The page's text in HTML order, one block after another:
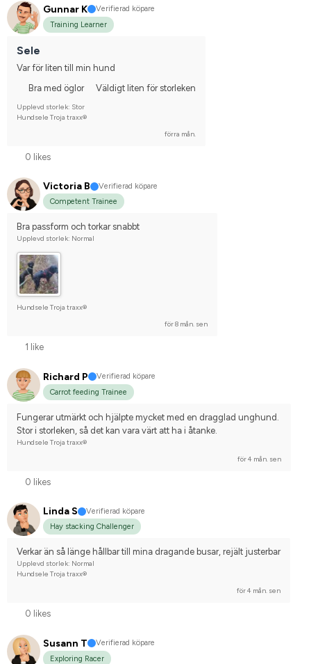
Gunnar K
Verifierad köpare
Training Learner
Sele
Var för liten till min hund
Bra med öglor
Väldigt liten för storleken
Upplevd storlek: Stor
Hundsele Troja traxx®
förra mån.
0 likes
Victoria B
Verifierad köpare
Competent Trainee
Bra passform och torkar snabbt
Upplevd storlek: Normal
Hundsele Troja traxx®
för 8 mån. sen
1 like
Richard P
Verifierad köpare
Carrot feeding Trainee
Fungerar utmärkt och hjälpte mycket med en dragglad unghund.
Stor i storleken, så det kan vara värt att ha i åtanke.
Hundsele Troja traxx®
för 4 mån. sen
0 likes
Linda S
Verifierad köpare
Hay stacking Challenger
Verkar än så länge hållbar till mina dragande busar, rejält justerbar
Upplevd storlek: Normal
Hundsele Troja traxx®
för 4 mån. sen
0 likes
Susann T
Verifierad köpare
Exploring Racer